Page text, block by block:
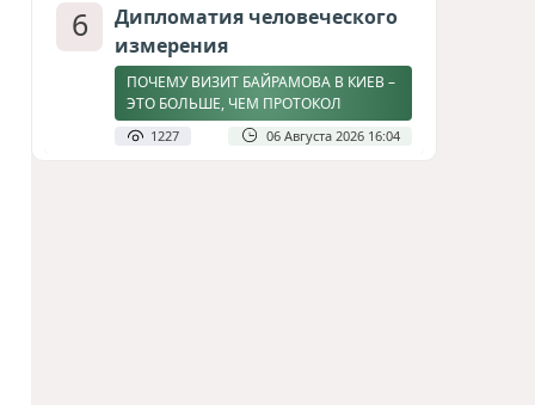
6
Дипломатия человеческого
измерения
ПОЧЕМУ ВИЗИТ БАЙРАМОВА В КИЕВ –
ЭТО БОЛЬШЕ, ЧЕМ ПРОТОКОЛ
1227 06 Августа 2026 16:04